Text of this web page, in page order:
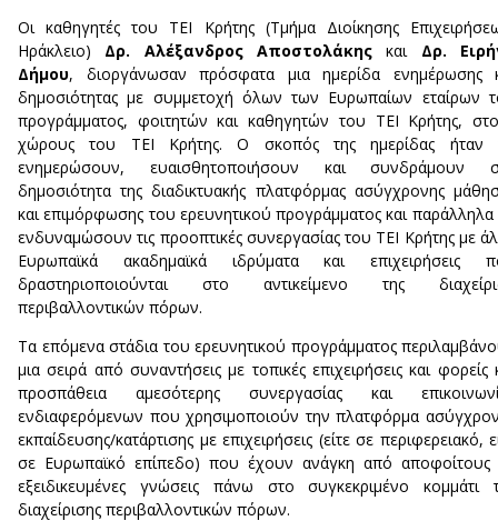
Οι καθηγητές του ΤΕΙ Κρήτης (Τμήμα Διοίκησης
Ηράκλειο) Δρ. Αλέξανδρος Αποστολάκηςκαι Δρ.
Δήμου, διοργάνωσαν πρόσφατα μια ημερίδα ενημέρωσης
δημοσιότητας με συμμετοχή όλων των Ευρωπαίων εταίρων
προγράμματος, φοιτητών και καθηγητών του ΤΕΙ Κρήτης,
χώρους του ΤΕΙ Κρήτης. Ο σκοπός της ημερίδας ήταν
ενημερώσουν, ευαισθητοποιήσουν και συνδράμουν
δημοσιότητα της διαδικτυακής πλατφόρμας ασύγχρονης
και επιμόρφωσης του ερευνητικού προγράμματος και παράλληλα
ενδυναμώσουν τις προοπτικές συνεργασίας του ΤΕΙ Κρήτης με
Ευρωπαϊκά ακαδημαϊκά ιδρύματα και επιχειρήσεις
δραστηριοποιούνται στο αντικείμενο της
περιβαλλοντικών πόρων.
Τα επόμενα στάδια του ερευνητικού προγράμματος
μια σειρά από συναντήσεις με τοπικές επιχειρήσεις και φορείς
προσπάθεια αμεσότερης συνεργασίας και
ενδιαφερόμενων που χρησιμοποιούν την πλατφόρμα
εκπαίδευσης/κατάρτισης με επιχειρήσεις (είτε σε περιφερειακό,
σε Ευρωπαϊκό επίπεδο) που έχουν ανάγκη από αποφοίτους
εξειδικευμένες γνώσεις πάνω στο συγκεκριμένο κομμάτι
διαχείρισης περιβαλλοντικών πόρων.